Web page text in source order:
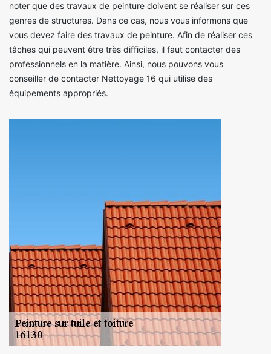
noter que des travaux de peinture doivent se réaliser sur ces
genres de structures. Dans ce cas, nous vous informons que
vous devez faire des travaux de peinture. Afin de réaliser ces
tâches qui peuvent être très difficiles, il faut contacter des
professionnels en la matière. Ainsi, nous pouvons vous
conseiller de contacter Nettoyage 16 qui utilise des
équipements appropriés.